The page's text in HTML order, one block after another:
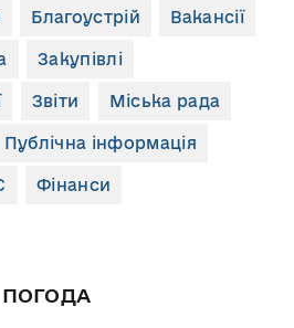
Благоустрій Вакансії
Закупівлі
Звіти Міська рада
Публічна інформація
Фінанси
ПОГОДА